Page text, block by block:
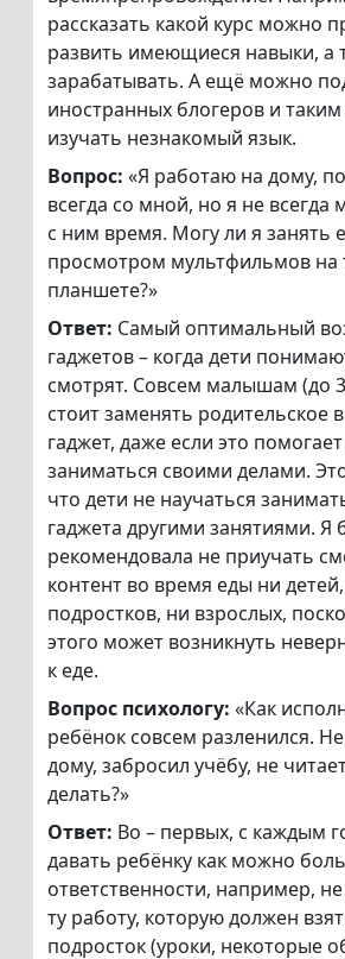
рассказать какой курс можно
развить имеющиеся навыки, а
зарабатывать. А ещё можно
иностранных блогеров и
изучать незнакомый язык.
Вопрос: «Я работаю на дому,
всегда со мной, но я не всегда
с ним время. Могу ли я занять
просмотром мультфильмов на
планшете?»
Ответ: Самый оптимальный
гаджетов – когда дети
смотрят. Совсем малышам (до
стоит заменять родительское
гаджет, даже если это
заниматься своими делами.
что дети не научаться
гаджета другими занятиями. Я
рекомендовала не приучать
контент во время еды ни
подростков, ни взрослых,
этого может возникнуть
к еде.
Вопрос психологу: «Как
ребёнок совсем разленился.
дому, забросил учёбу, не
делать?»
Ответ: Во – первых, с каждым
давать ребёнку как можно
ответственности, например,
ту работу, которую должен
подросток (уроки, некоторые